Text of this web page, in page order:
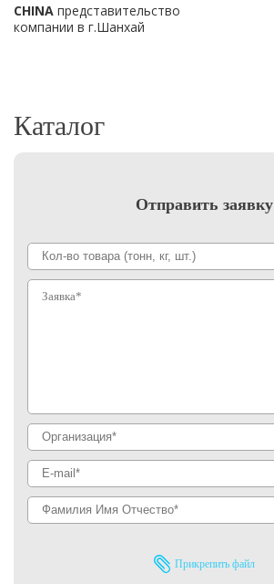
CHINA представительство
компании в г.Шанхай
Каталог
Отправить заявку
Прикрепить файл